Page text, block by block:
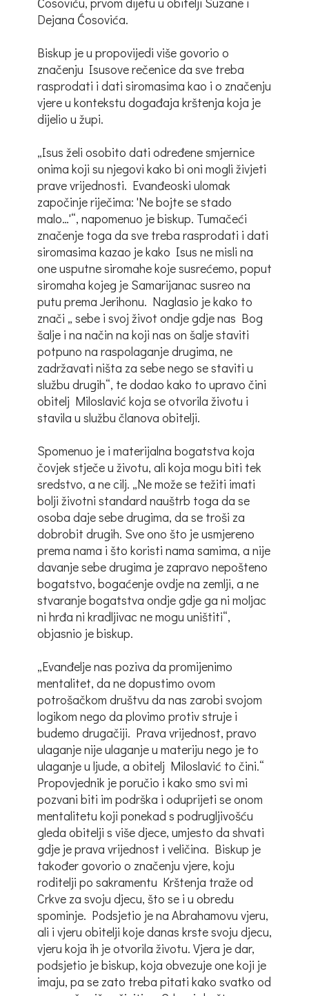
Dejana Ćosovića.
Biskup je u propovijedi više govorio o
značenju Isusove rečenice da sve treba
rasprodati i dati siromasima kao i o značenju
vjere u kontekstu događaja krštenja koja je
dijelio u župi.
„Isus želi osobito dati određene smjernice
onima koji su njegovi kako bi oni mogli živjeti
prave vrijednosti. Evanđeoski ulomak
započinje riječima: 'Ne bojte se stado
malo…'“, napomenuo je biskup. Tumačeći
značenje toga da sve treba rasprodati i dati
siromasima kazao je kako Isus ne misli na
one usputne siromahe koje susrećemo, poput
siromaha kojeg je Samarijanac susreo na
putu prema Jerihonu. Naglasio je kako to
znači „ sebe i svoj život ondje gdje nas Bog
šalje i na način na koji nas on šalje staviti
potpuno na raspolaganje drugima, ne
zadržavati ništa za sebe nego se staviti u
službu drugih“, te dodao kako to upravo čini
obitelj Miloslavić koja se otvorila životu i
stavila u službu članova obitelji.
Spomenuo je i materijalna bogatstva koja
čovjek stječe u životu, ali koja mogu biti tek
sredstvo, a ne cilj. „Ne može se težiti imati
bolji životni standard nauštrb toga da se
osoba daje sebe drugima, da se troši za
dobrobit drugih. Sve ono što je usmjereno
prema nama i što koristi nama samima, a nije
davanje sebe drugima je zapravo nepošteno
bogatstvo, bogaćenje ovdje na zemlji, a ne
stvaranje bogatstva ondje gdje ga ni moljac
ni hrđa ni kradljivac ne mogu uništiti“,
objasnio je biskup.
„Evanđelje nas poziva da promijenimo
mentalitet, da ne dopustimo ovom
potrošačkom društvu da nas zarobi svojom
logikom nego da plovimo protiv struje i
budemo drugačiji. Prava vrijednost, pravo
ulaganje nije ulaganje u materiju nego je to
ulaganje u ljude, a obitelj Miloslavić to čini.“
Propovjednik je poručio i kako smo svi mi
pozvani biti im podrška i oduprijeti se onom
mentalitetu koji ponekad s podrugljivošću
gleda obitelji s više djece, umjesto da shvati
gdje je prava vrijednost i veličina. Biskup je
također govorio o značenju vjere, koju
roditelji po sakramentu Krštenja traže od
Crkve za svoju djecu, što se i u obredu
spominje. Podsjetio je na Abrahamovu vjeru,
ali i vjeru obitelji koje danas krste svoju djecu,
vjeru koja ih je otvorila životu. Vjera je dar,
podsjetio je biskup, koja obvezuje one koji je
imaju, pa se zato treba pitati kako svatko od